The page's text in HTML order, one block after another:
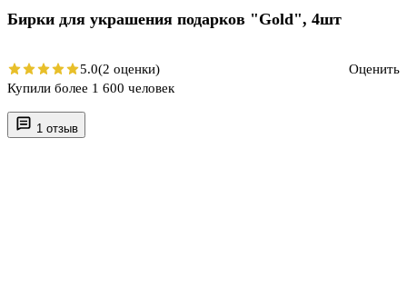
1 отзыв
Бирки для украшения подарков "Gold", 4шт
5.0(2 оценки)
Оценить
Купили более 1 600 человек